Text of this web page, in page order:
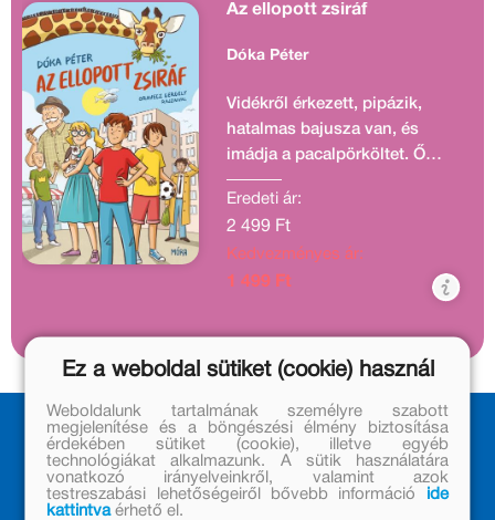
Az ellopott zsiráf
Dóka Péter
Vidékről érkezett, pipázik,
hatalmas bajusza van, és
imádja a pacalpörköltet. Ő
Szalai tata, Jenci és Barnabás
nagyapja, aki úgy dönt,
felcsap nyomozónak, és
megkeresi unokáival az
állatkertből ellopott zsiráfot.
Király Tibi, a pesti vagány,
Dezsi, aki szeretne rettentő
bátor lenni, és Beniczky Péter,
a peches magándetektív.
Eredeti ár:
2 499 Ft
Kedvezményes ár:
1 499 Ft
Ez a weboldal sütiket (cookie) használ
Weboldalunk tartalmának személyre szabott
megjelenítése és a böngészési élmény biztosítása
érdekében sütiket (cookie), illetve egyéb
technológiákat alkalmazunk. A sütik használatára
vonatkozó irányelveinkről, valamint azok
testreszabási lehetőségeiről bővebb információ
ide
kattintvaérhető el.